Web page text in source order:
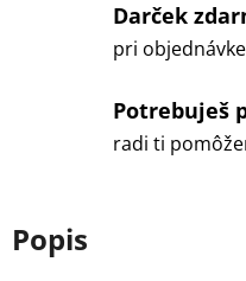
Darček
pri
Potrebuješ
radi ti
Popis